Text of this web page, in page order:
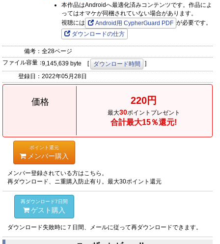
本作品はAndroidへ最適化済みコンテンツです。作品によ
ってはオマケが同梱されていない場合があります。
視聴には
Android用 CypherGuard PDF が必要です。
ダウンロードの仕方
備考： 全28ページ
ファイル容量：9,145,639 byte [ ダウンロード時間
]
登録日： 2022年05月28日
価格 220円
最大30ポイントプレゼント
合計最大15％還元!
ポイント還元
メンバー購入
メンバー登録されている方はこちら。
再ダウンロード、ニ重購入防止有り。最大30ポイント還元
再ダウンロード7日間
ゲスト購入
ダウンロード失敗時に７日間、メールに従って再ダウンロードできます。